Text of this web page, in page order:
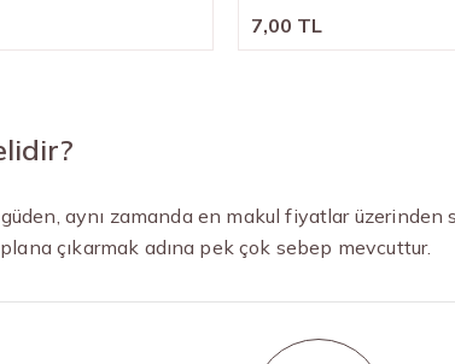
7,00 TL
aynı zamanda en makul fiyatlar üzerinden
çıkarmak adına pek çok sebep mevcuttur.